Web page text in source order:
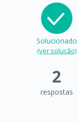
Solucionado
(ver solução)
2
respostas